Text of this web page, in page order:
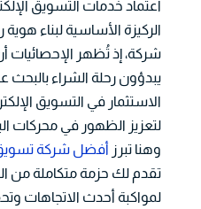
اعتماد خدمات التسويق
الركيزة الأساسية لبناء
يبدؤون رحلة الشراء بالبحث
الاستثمار في التسويق
لتعزيز الظهور في محركات
وهنا تبرز أفضل شركة تسويق
تقدم لك حزمة متكاملة من
لمواكبة أحدث الاتجاهات